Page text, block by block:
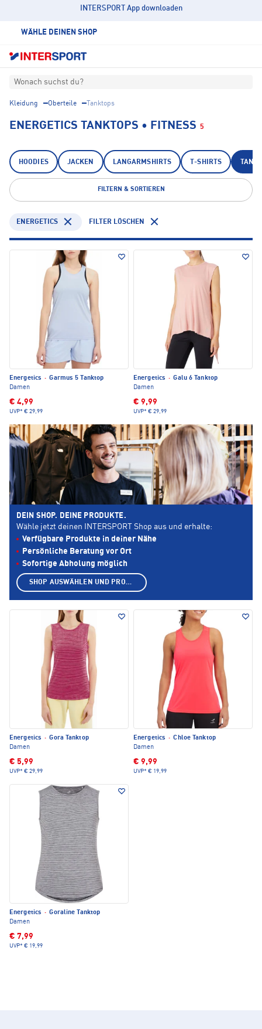
INTERSPORT App downloaden
WÄHLE DEINEN SHOP
Wonach suchst du?
Kleidung Oberteile Tanktops
ENERGETICS TANKTOPS • FITNESS 5
HOODIES JACKEN LANGARMSHIRTS T-SHIRTS
FILTERN & SORTIEREN
ENERGETICS FILTER LÖSCHEN
Energetics · Garmus 5 Tanktop
Damen
€ 4,99
UVP* € 29,99
Energetics · Galu 6 Tanktop
Damen
€ 9,99
UVP* € 29,99
Energetics · Gora Tanktop
Damen
€ 5,99
UVP* € 29,99
Energetics · Chloe Tanktop
Damen
€ 9,99
UVP* € 19,99
Energetics · Goraline Tanktop
Damen
€ 7,99
UVP* € 19,99
DEIN SHOP. DEINE PRODUKTE.
Wähle jetzt deinen INTERSPORT Shop aus und erhalte:
Verfügbare Produkte in deiner Nähe
Persönliche Beratung vor Ort
Sofortige Abholung möglich
SHOP AUSWÄHLEN UND PRODUKTE ANZEIGEN